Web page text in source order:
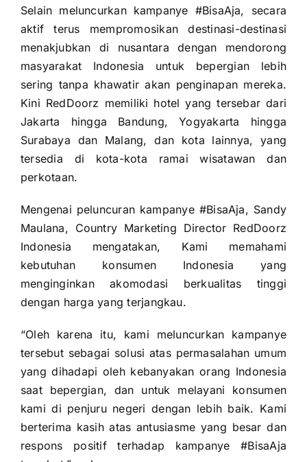
Selain meluncurkan kampanye #BisaAja, secara
aktif terus mempromosikan destinasi-destinasi
menakjubkan di nusantara dengan mendorong
masyarakat Indonesia untuk bepergian lebih
sering tanpa khawatir akan penginapan mereka.
Kini RedDoorz memiliki hotel yang tersebar dari
Jakarta hingga Bandung, Yogyakarta hingga
Surabaya dan Malang, dan kota lainnya, yang
tersedia di kota-kota ramai wisatawan dan
perkotaan.
Mengenai peluncuran kampanye #BisaAja, Sandy
Maulana, Country Marketing Director RedDoorz
Indonesia mengatakan, Kami memahami
kebutuhan konsumen Indonesia yang
menginginkan akomodasi berkualitas tinggi
dengan harga yang terjangkau.
“Oleh karena itu, kami meluncurkan kampanye
tersebut sebagai solusi atas permasalahan umum
yang dihadapi oleh kebanyakan orang Indonesia
saat bepergian, dan untuk melayani konsumen
kami di penjuru negeri dengan lebih baik. Kami
berterima kasih atas antusiasme yang besar dan
respons positif terhadap kampanye #BisaAja